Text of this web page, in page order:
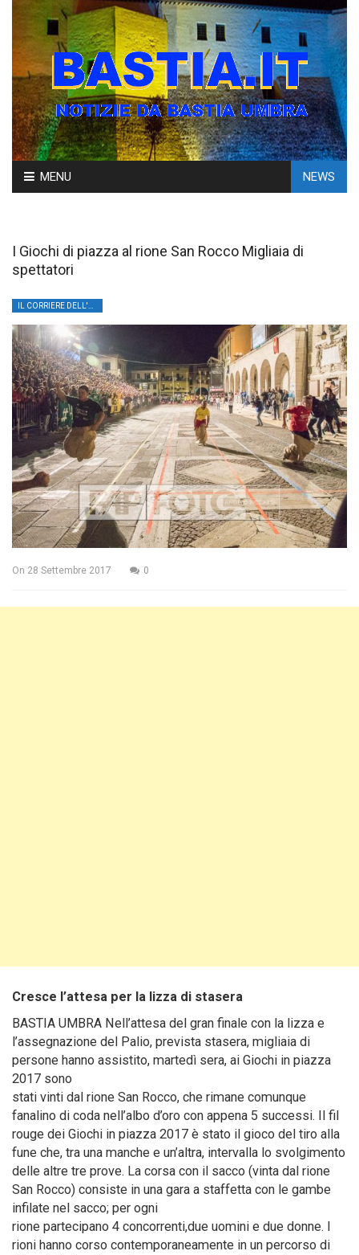
Skip
to
MENU NEWS
I Giochi di piazza al rione San Rocco Migliaia di
spettatori
On 28 Settembre 2017 0
Cresce l’attesa per la lizza di stasera
BASTIA UMBRA Nell’attesa del gran finale con la lizza e
l’assegnazione del Palio, prevista stasera, migliaia di
persone hanno assistito, martedì sera, ai Giochi in piazza
2017 sono
stati vinti dal rione San Rocco, che rimane comunque
fanalino di coda nell’albo d’oro con appena 5 successi. Il fil
rouge dei Giochi in piazza 2017 è stato il gioco del tiro alla
fune che, tra una manche e un’altra, intervalla lo svolgimento
delle altre tre prove. La corsa con il sacco (vinta dal rione
San Rocco) consiste in una gara a staffetta con le gambe
infilate nel sacco; per ogni
rione partecipano 4 concorrenti,due uomini e due donne. I
rioni hanno corso contemporaneamente in un percorso di